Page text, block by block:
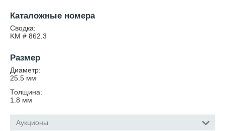
Каталожные номера
Сводка:
KM # 862.3
Размер
Диаметр:
25.5 мм
Толщина:
1.8 мм
Аукционы